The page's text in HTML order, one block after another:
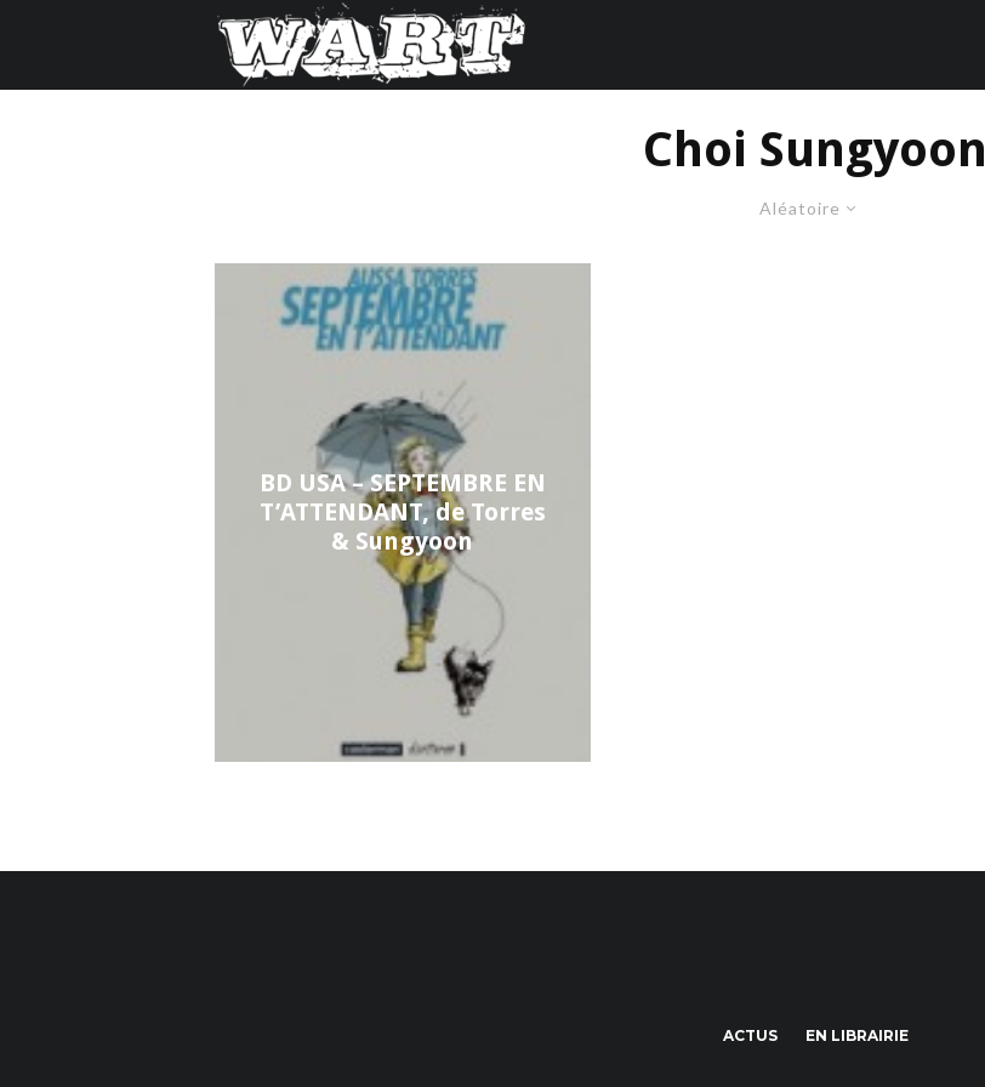
Choi Sungyoon
Aléatoire
BD USA – SEPTEMBRE EN
T’ATTENDANT, de Torres
& Sungyoon
ACTUS EN LIBRAIRIE